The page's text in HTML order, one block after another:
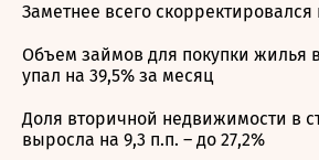
Заметнее всего
Объем займов для покупки жилья
упал на 39,5% за месяц
Доля вторичной недвижимости в
выросла на 9,3 п.п. – до 27,2%